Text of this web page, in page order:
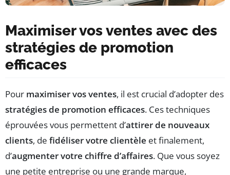
Maximiser vos ventes avec des
stratégies de promotion
efficaces
Pour maximiser vos ventes, il est crucial d’adopter des
stratégies de promotion efficaces. Ces techniques
éprouvées vous permettent d’attirer de nouveaux
clients, de fidéliser votre clientèle et finalement,
d’augmenter votre chiffre d’affaires. Que vous soyez
une petite entreprise ou une grande marque,